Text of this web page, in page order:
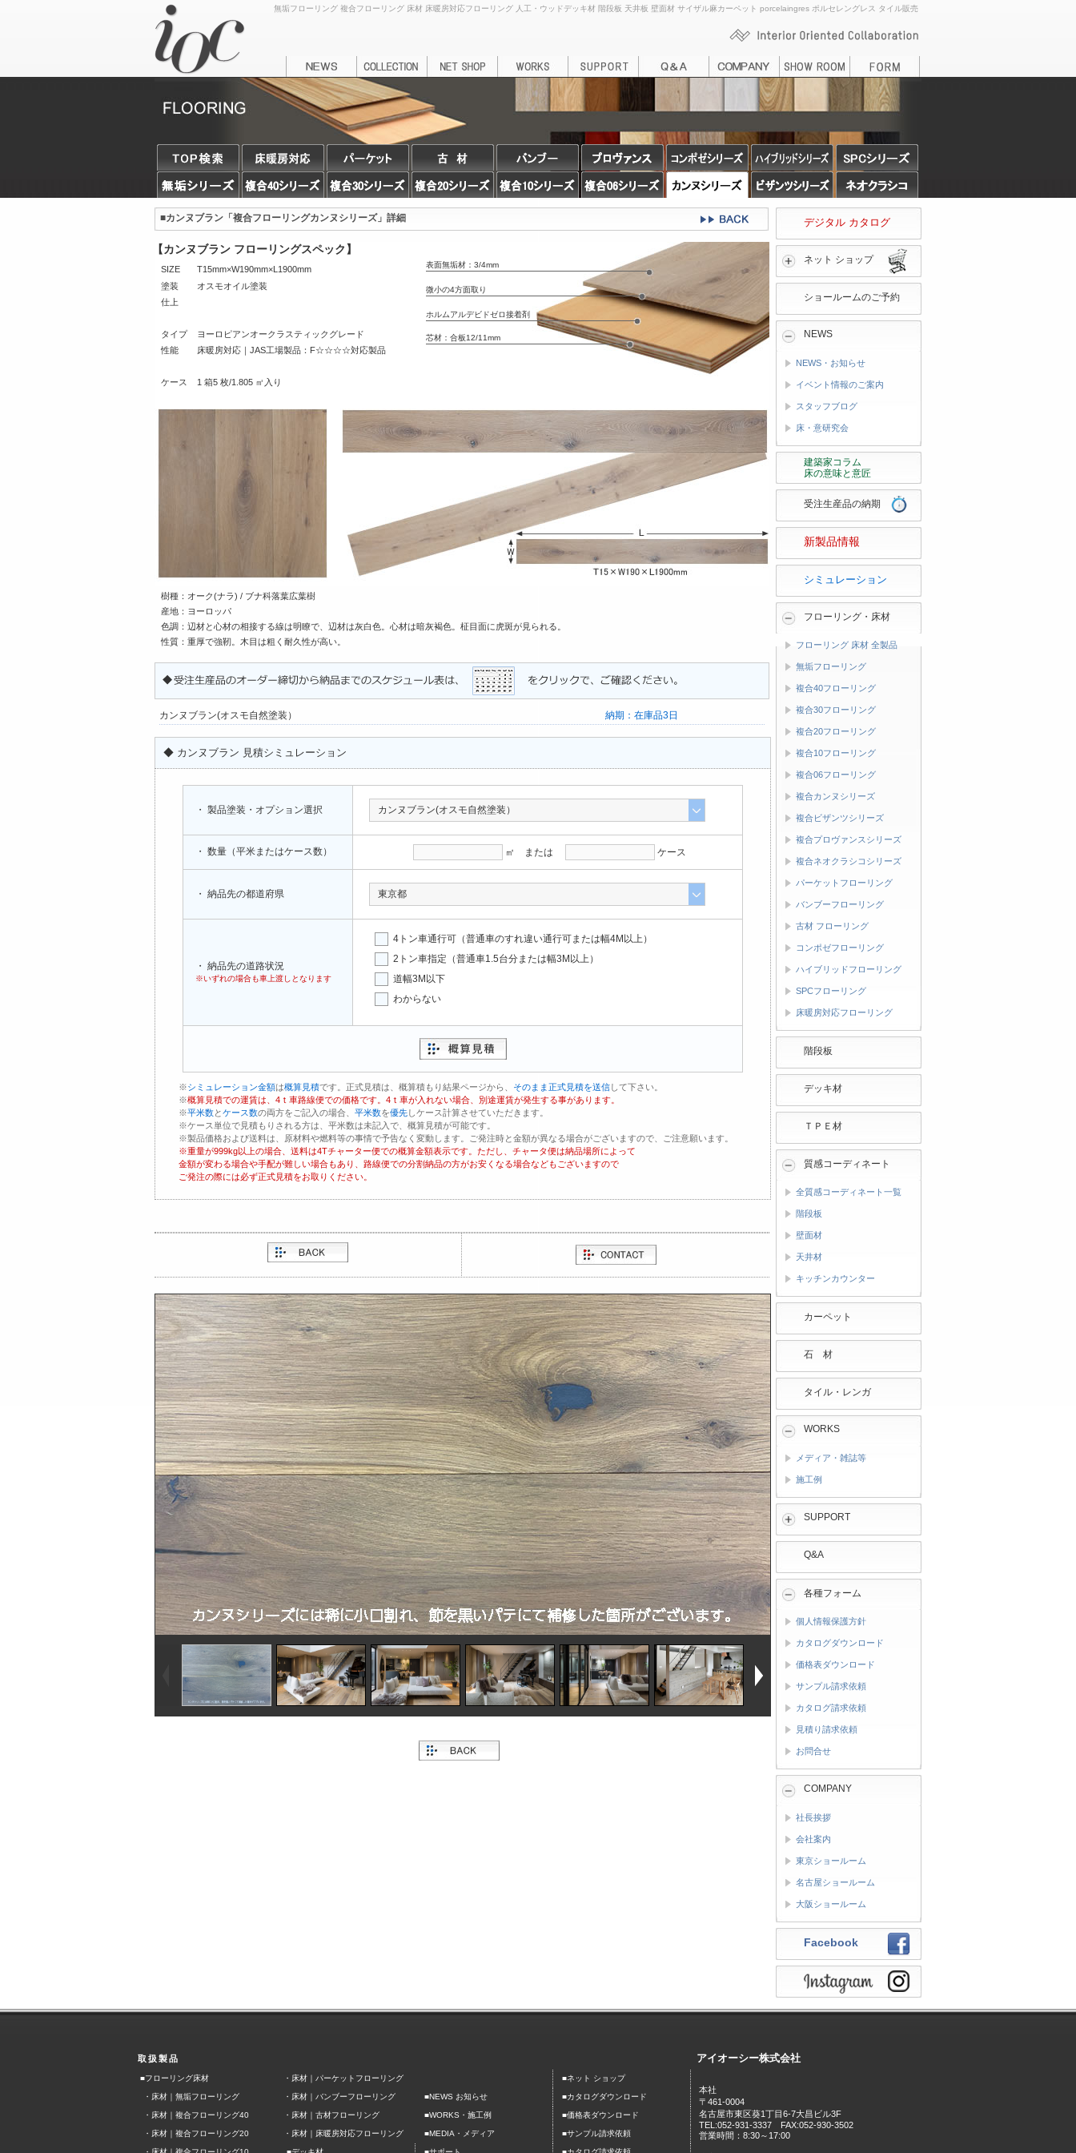
無垢フローリング 複合フローリング 床材 床暖房対応フローリング 人工・ウッドデッキ材 階段板 天井板 壁面材 サイザル麻カーペット porcelaingres ポルセレングレス タイル販売
■カンヌブラン「複合フローリングカンヌシリーズ」詳細
【カンヌブラン フローリングスペック】
表面無垢材：3/4mm
微小の4方面取り
ホルムアルデビドゼロ接着剤
芯材：合板12/11mm
SIZE
T15mm×W190mm×L1900mm
塗装
オスモオイル塗装
仕上
タイプ
ヨーロピアンオークラスティックグレード
性能
床暖房対応｜JAS工場製品：F☆☆☆☆対応製品
ケース 1 箱5 枚/1.805 ㎡入り
樹種：オーク(ナラ) / ブナ科落葉広葉樹
産地：ヨーロッパ
色調：辺材と心材の相接する線は明瞭で、辺材は灰白色。心材は暗灰褐色。柾目面に虎斑が見られる。
性質：重厚で強靭。木目は粗く耐久性が高い。
カンヌブラン(オスモ自然塗装） 納期：在庫品3日
◆ カンヌブラン 見積シミュレーション
・ 製品塗装・オプション選択
・ 数量（平米またはケース数） ㎡ または ケース
・ 納品先の都道府県
・ 納品先の道路状況
※いずれの場合も車上渡しとなります
4トン車通行可（普通車のすれ違い通行可または幅4M以上）
2トン車指定（普通車1.5台分または幅3M以上）
道幅3M以下
わからない
※シミュレーション金額は概算見積です。正式見積は、概算積もり結果ページから、 そのまま正式見積を送信して下さい。
※概算見積での運賃は、 4ｔ車路線便での価格です。 4ｔ車が入れない場合、別途運賃が発生する事があります。
※平米数とケース数の両方をご記入の場合、 平米数を優先しケース計算させていただきます。
※ケース単位で見積もりされる方は、平米数は未記入で、概算見積が可能です。
※製品価格および送料は、原材料や燃料等の事情で予告なく変動します。ご発注時と金額が異なる場合がございますので、ご注意願います。
※重量が999kg以上の場合、送料は4Tチャーター便での概算金額表示です。ただし、チャータ便は納品場所によって
金額が変わる場合や手配が難しい場合もあり、路線便での分割納品の方がお安くなる場合などもございますので
ご発注の際には必ず正式見積をお取りください。
デジタル カタログ
ネット ショップ
ショールームのご予約
NEWS
NEWS・お知らせ
イベント情報のご案内
スタッフブログ
床・意研究会
建築家コラム
床の意味と意匠
受注生産品の納期
新製品情報
シミュレーション
フローリング・床材
フローリング 床材 全製品
無垢フローリング
複合40フローリング
複合30フローリング
複合20フローリング
複合10フローリング
複合06フローリング
複合カンヌシリーズ
複合ビザンツシリーズ
複合プロヴァンスシリーズ
複合ネオクラシコシリーズ
パーケットフローリング
バンブーフローリング
古材 フローリング
コンポゼフローリング
ハイブリッドフローリング
SPCフローリング
床暖房対応フローリング
階段板
デッキ材
ＴＰＥ材
質感コーディネート
全質感コーディネート一覧
階段板
壁面材
天井材
キッチンカウンター
カーペット
石 材
タイル・レンガ
WORKS
メディア・雑誌等
施工例
SUPPORT
Q&A
各種フォーム
個人情報保護方針
カタログダウンロード
価格表ダウンロード
サンプル請求依頼
カタログ請求依頼
見積り請求依頼
お問合せ
COMPANY
社長挨拶
会社案内
東京ショールーム
名古屋ショールーム
大阪ショールーム
Facebook
取扱製品 アイオーシー株式会社
■フローリング床材 ・ 床材｜パーケットフローリング ■ネット ショップ
本社
〒461-0004
名古屋市東区葵1丁目6-7大昌ビル3F
TEL:052-931-3337 FAX:052-930-3502
営業時間：8:30～17:00
・ 床材｜無垢フローリング ・ 床材｜バンブーフローリング ■NEWS お知らせ ■カタログダウンロード
・ 床材｜複合フローリング40 ・ 床材｜古材フローリング ■WORKS・施工例 ■価格表ダウンロード
・ 床材｜複合フローリング20 ・ 床材｜床暖房対応フローリング ■MEDIA・メディア ■サンプル請求依頼